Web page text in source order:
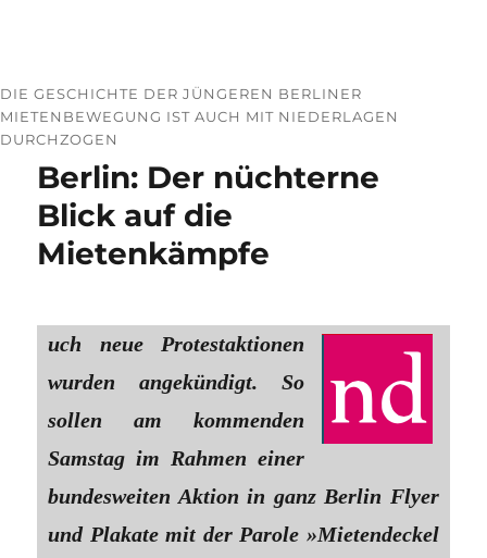
DIE GESCHICHTE DER JÜNGEREN BERLINER
MIETENBEWEGUNG IST AUCH MIT NIEDERLAGEN
DURCHZOGEN
Berlin: Der nüchterne
Blick auf die
Mietenkämpfe
uch neue Protestaktionen
wurden angekündigt. So
sollen am kommenden
Samstag im Rahmen einer
bundesweiten Aktion in ganz Berlin Flyer
und Plakate mit der Parole »Mietendeckel